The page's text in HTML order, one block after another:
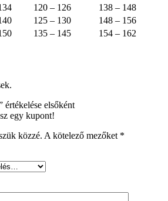
120 – 126
138 – 148
125 – 130
148 – 156
135 – 145 154 – 162
értékelése elsőként
egy kupont!
közzé. A kötelező mezőket *